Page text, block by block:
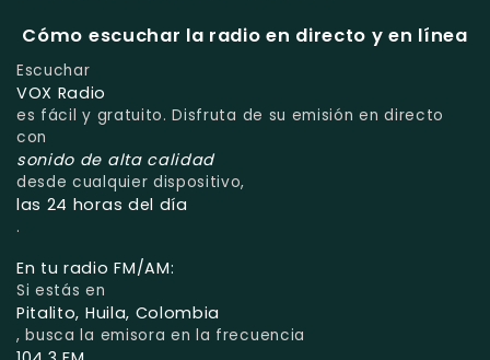
Cómo escuchar la radio en directo y en línea
Escuchar
VOX Radio
es fácil y gratuito. Disfruta de su emisión en directo
con
sonido de alta calidad
desde cualquier dispositivo,
las 24 horas del día
.
En tu radio FM/AM:
Si estás en
Pitalito, Huila, Colombia
, busca la emisora en la frecuencia